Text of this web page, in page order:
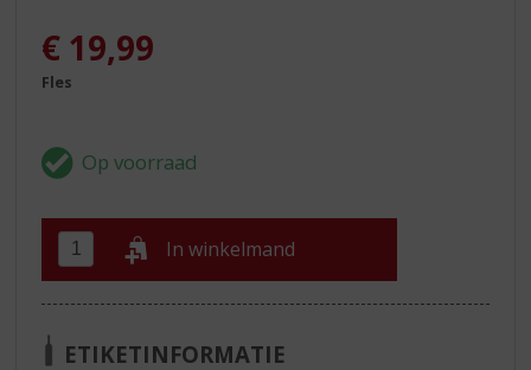
€ 19,99
Fles
In winkelmand
ETIKETINFORMATIE